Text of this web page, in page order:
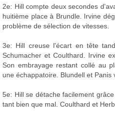
2e: Hill compte deux secondes
huitième place à Brundle. Irvine
problème de sélection de vitesses.
3e: Hill creuse l'écart en tête
Schumacher et Coulthard. Irvine
Son embrayage restant collé au
une échappatoire. Blundell et
5e: Hill se détache facilement
tant bien que mal. Coulthard et